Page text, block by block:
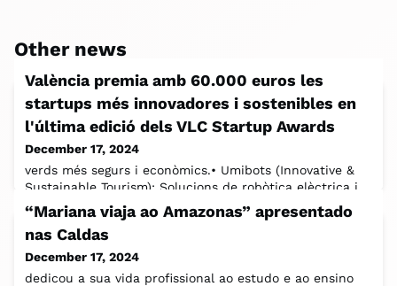
Other news
València premia amb 60.000 euros les
startups més innovadores i sostenibles en
l'última edició dels VLC Startup Awards
December 17, 2024
verds més segurs i econòmics.• Umibots (Innovative &
Sustainable Tourism): Solucions de robòtica elèctrica i
autònoma enfocades en la
“Mariana viaja ao Amazonas” apresentado
nas Caldas
December 17, 2024
dedicou a sua vida profissional ao estudo e ao ensino